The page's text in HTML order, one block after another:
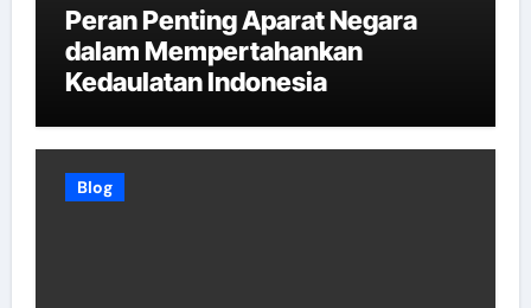
Peran Penting Aparat Negara
dalam Mempertahankan
Kedaulatan Indonesia
Blog